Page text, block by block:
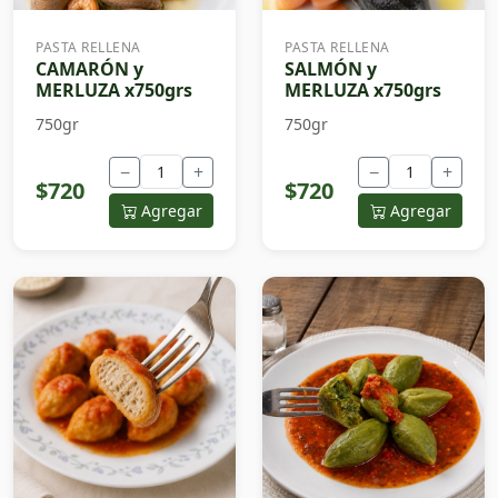
PASTA RELLENA
CAMARÓN y
MERLUZA x750grs
750gr
$720
− +
Agregar
PASTA RELLENA
SALMÓN y
MERLUZA x750grs
750gr
$720
− +
Agregar